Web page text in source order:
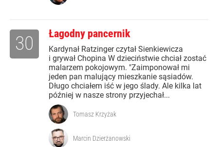
Łagodny pancernik
Kardynał Ratzinger czytał Sienkiewicza
i grywał Chopina W dzieciństwie chciał zostać
malarzem pokojowym. "Zaimponował mi
jeden pan malujący mieszkanie sąsiadów.
Długo chciałem iść w jego ślady. Ale kilka lat
później w nasze strony przyjechał...
30
Tomasz Krzyżak
Marcin Dzierżanowski